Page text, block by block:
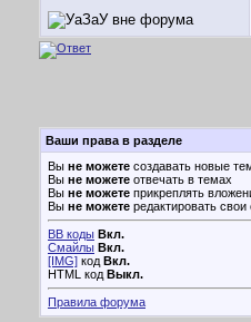
Ваши права в разделе
Вы не можете создавать новые
Вы не можете отвечать в темах
Вы не можете прикреплять
Вы не можете редактировать
BB коды Вкл.
Смайлы Вкл.
[IMG] код Вкл.
HTML код Выкл.
Правила форума